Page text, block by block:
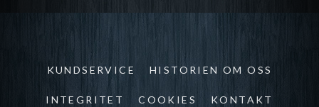
KUNDSERVICE HISTORIEN OM OSS
INTEGRITET COOKIES KONTAKT